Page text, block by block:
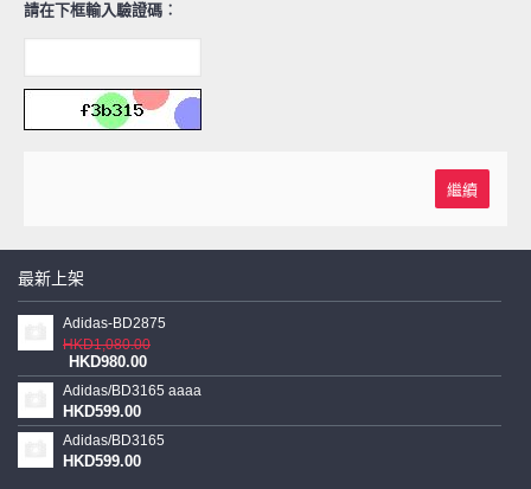
請在下框輸入驗證碼︰
最新上架
Adidas-BD2875
HKD1,080.00
HKD980.00
Adidas/BD3165 aaaa
HKD599.00
Adidas/BD3165
HKD599.00